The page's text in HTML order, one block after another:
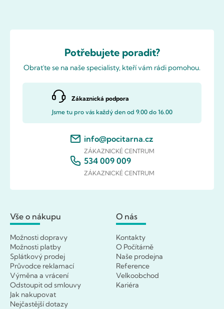
Potřebujete poradit?
Obraťte se na naše specialisty, kteří vám rádi pomohou.
Zákaznická podpora
Jsme tu pro vás každý den od 9.00 do 16.00
info@pocitarna.cz
ZÁKAZNICKÉ CENTRUM
534 009 009
ZÁKAZNICKÉ CENTRUM
Vše o nákupu
Možnosti dopravy
Možnosti platby
Splátkový prodej
Průvodce reklamací
Výměna a vrácení
Odstoupit od smlouvy
Jak nakupovat
Nejčastější dotazy
O nás
Kontakty
O Počítárně
Naše prodejna
Reference
Velkoobchod
Kariéra